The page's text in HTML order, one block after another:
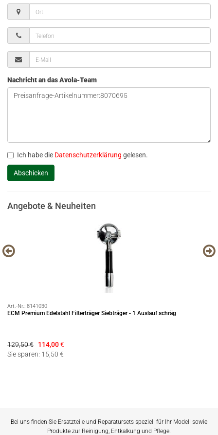
Nachricht an das Avola-Team
Ich habe die Datenschutzerklärung gelesen.
Angebote & Neuheiten
Art.-Nr.: 8141030
ECM Premium Edelstahl Filterträger Siebträger - 1 Auslauf schräg
129,50 € 114,00€
Sie sparen: 15,50 €
Bei uns finden Sie Ersatzteile und Reparatursets speziell für Ihr Modell sowie
Produkte zur Reinigung, Entkalkung und Pflege.